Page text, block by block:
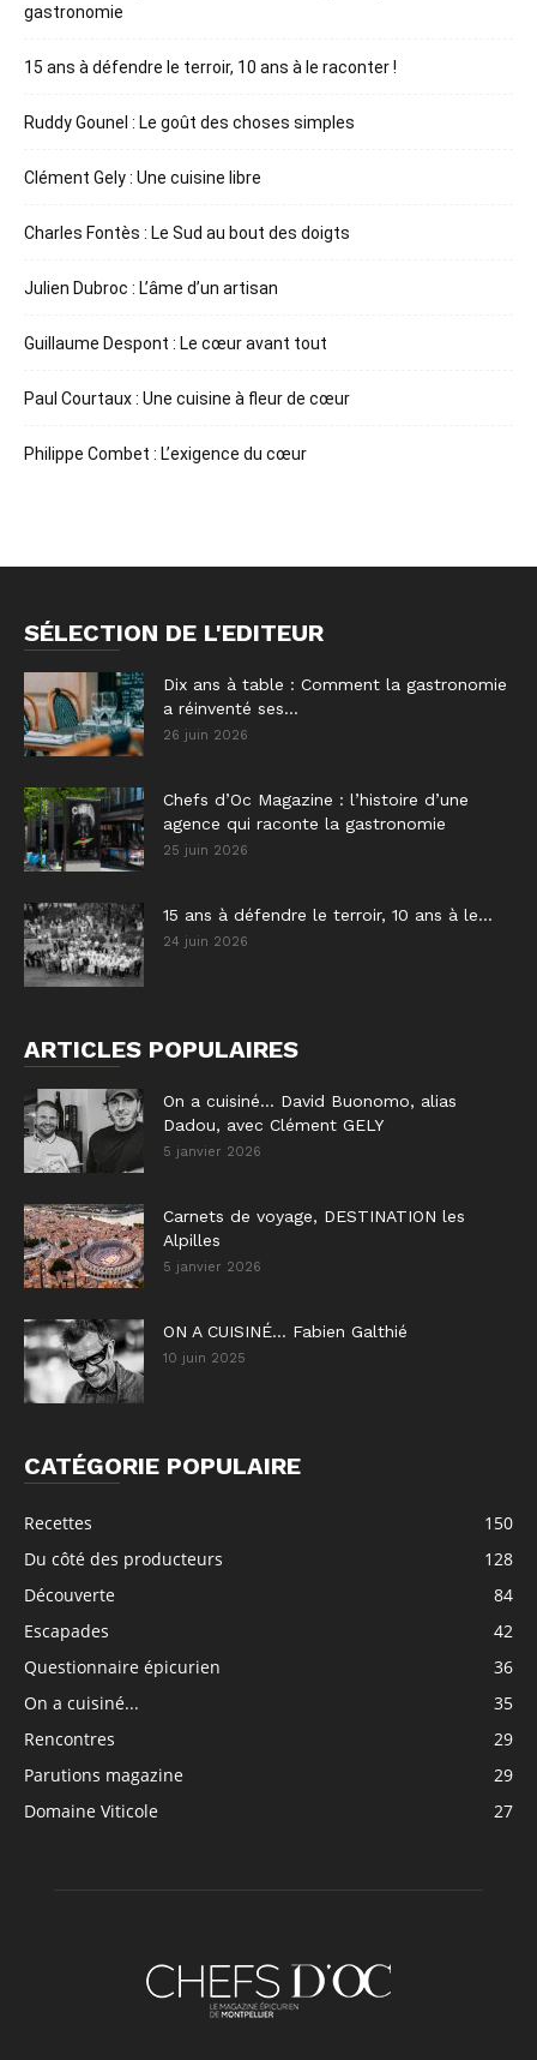
gastronomie
15 ans à défendre le terroir, 10 ans à le raconter !
Ruddy Gounel : Le goût des choses simples
Clément Gely : Une cuisine libre
Charles Fontès : Le Sud au bout des doigts
Julien Dubroc : L’âme d’un artisan
Guillaume Despont : Le cœur avant tout
Paul Courtaux : Une cuisine à fleur de cœur
Philippe Combet : L’exigence du cœur
SÉLECTION DE L'EDITEUR
Dix ans à table : Comment la gastronomie
a réinventé ses...
26 juin 2026
Chefs d’Oc Magazine : l’histoire d’une
agence qui raconte la gastronomie
25 juin 2026
15 ans à défendre le terroir, 10 ans à le...
24 juin 2026
ARTICLES POPULAIRES
On a cuisiné… David Buonomo, alias
Dadou, avec Clément GELY
5 janvier 2026
Carnets de voyage, DESTINATION les
Alpilles
5 janvier 2026
ON A CUISINÉ… Fabien Galthié
10 juin 2025
CATÉGORIE POPULAIRE
Recettes
150
Du côté des producteurs
128
Découverte
84
Escapades
42
Questionnaire épicurien
36
On a cuisiné...
35
Rencontres
29
Parutions magazine
29
Domaine Viticole
27